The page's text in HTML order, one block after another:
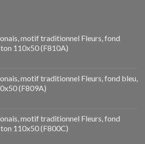
motif traditionnel Fleurs, fond
110x50 (F810A)
motif traditionnel Fleurs, fond bleu,
(F809A)
motif traditionnel Fleurs, fond
110x50 (F800C)